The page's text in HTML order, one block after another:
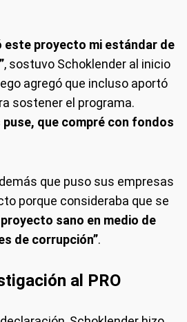
este proyecto mi estándar de
, sostuvo Schoklender al inicio
agregó que incluso aportó
sostener el programa.
que compré con fondos
que puso sus empresas
porque consideraba que se
proyecto sano en medio de
de corrupción”.
al PRO